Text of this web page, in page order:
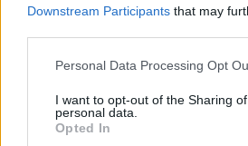
Downstream Participants that may
Please note that this website/app
not limited to your visit or usage
grant or deny consent to Google and
use your data for below specified
Personal Data Processing Opt
I want to opt-out of the Sharing
personal data.
Opted In
Az est karmestere a
befutott, igen keresett,
dirigens lesz, Stefan Soltész,
operaház intendánsi posztja
filharmonikusok
betölti.